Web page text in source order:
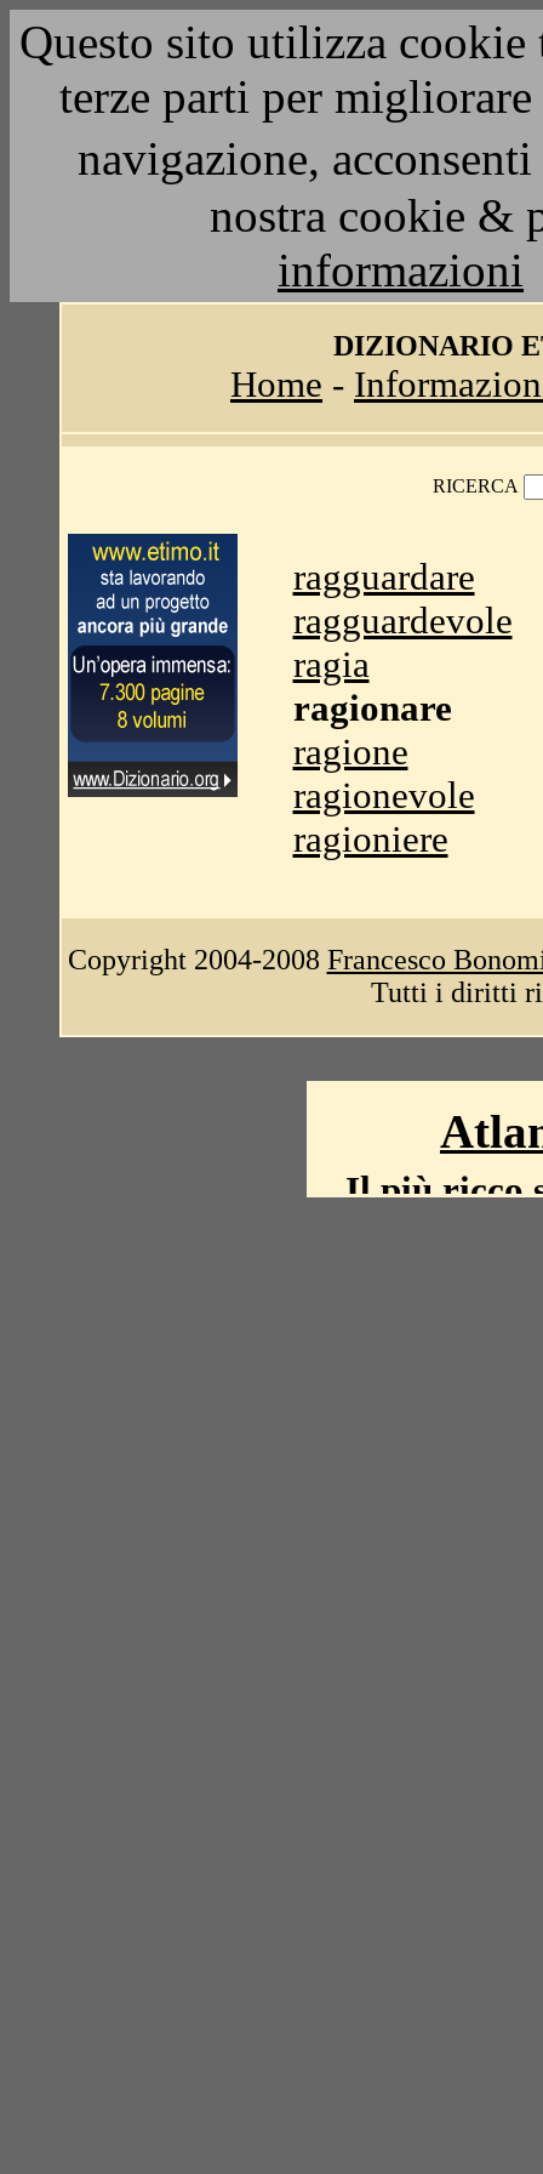
Questo sito utilizza
terze parti per
navigazione,
nostra cookie &
informazioni
DIZIONARIO
Home -
RICERCA
ragguardare
ragguardevole
ragia
ragionare
ragione
ragionevole
ragioniere
Copyright 2004-2008 Francesco
Tutti i diritti
Il più ricco